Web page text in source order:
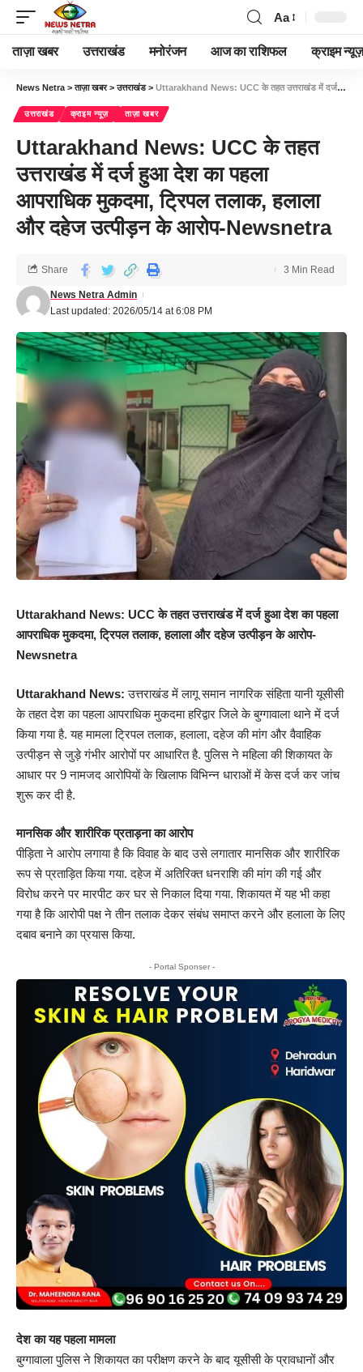
Aa
ताज़ा खबर उत्तराखंड मनोरंजन आज का राशिफल क्राइम न्यूज़
News Netra >ताज़ा खबर>उत्तराखंड> Uttarakhand News: UCC के तहत उत्तराखंड में दर्ज हुआ देश का पहला आपराधिक मुकदमा, ट्रिपल तलाक, हलाला और दहेज उत्पीड़न के आरोप-Newsnetra
उत्तराखंड क्राइम न्यूज़ ताज़ा खबर
Uttarakhand News: UCC के तहत
उत्तराखंड में दर्ज हुआ देश का पहला
आपराधिक मुकदमा, ट्रिपल तलाक, हलाला
और दहेज उत्पीड़न के आरोप-Newsnetra
Last updated: 2026/05/14 at 6:08 PM
News Netra Admin
Share 3 Min Read
Uttarakhand News: UCC के तहत उत्तराखंड में दर्ज हुआ देश का पहला
आपराधिक मुकदमा, ट्रिपल तलाक, हलाला और दहेज उत्पीड़न के आरोप-
Newsnetra
Uttarakhand News:उत्तराखंड में लागू समान नागरिक संहिता यानी यूसीसी
के तहत देश का पहला आपराधिक मुकदमा हरिद्वार जिले के बुग्गावाला थाने में दर्ज
किया गया है. यह मामला ट्रिपल तलाक, हलाला, दहेज की मांग और वैवाहिक
उत्पीड़न से जुड़े गंभीर आरोपों पर आधारित है. पुलिस ने महिला की शिकायत के
आधार पर 9 नामजद आरोपियों के खिलाफ विभिन्न धाराओं में केस दर्ज कर जांच
शुरू कर दी है.
मानसिक और शारीरिक प्रताड़ना का आरोप
पीड़िता ने आरोप लगाया है कि विवाह के बाद उसे लगातार मानसिक और शारीरिक
रूप से प्रताड़ित किया गया. दहेज में अतिरिक्त धनराशि की मांग की गई और
विरोध करने पर मारपीट कर घर से निकाल दिया गया. शिकायत में यह भी कहा
गया है कि आरोपी पक्ष ने तीन तलाक देकर संबंध समाप्त करने और हलाला के लिए
दबाव बनाने का प्रयास किया.
- Portal Sponser -
देश का यह पहला मामला
बुग्गावाला पुलिस ने शिकायत का परीक्षण करने के बाद यूसीसी के प्रावधानों और